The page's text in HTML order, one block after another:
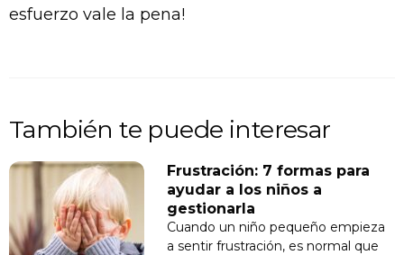
esfuerzo vale la pena!
También te puede interesar
Frustración: 7 formas para
ayudar a los niños a
gestionarla
Cuando un niño pequeño empieza
a sentir frustración, es normal que